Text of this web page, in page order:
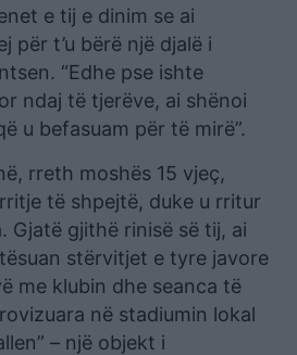
e tij e dinim se ai
për t’u bërë një djalë i
“Edhe pse ishte
ndaj të tjerëve, ai shënoi
u befasuam për të mirë”.
rreth moshës 15 vjeç,
të shpejtë, duke u rritur
Gjatë gjithë rinisë së tij, ai
stërvitjet e tyre javore
me klubin dhe seanca të
në stadiumin lokal
– një objekt i